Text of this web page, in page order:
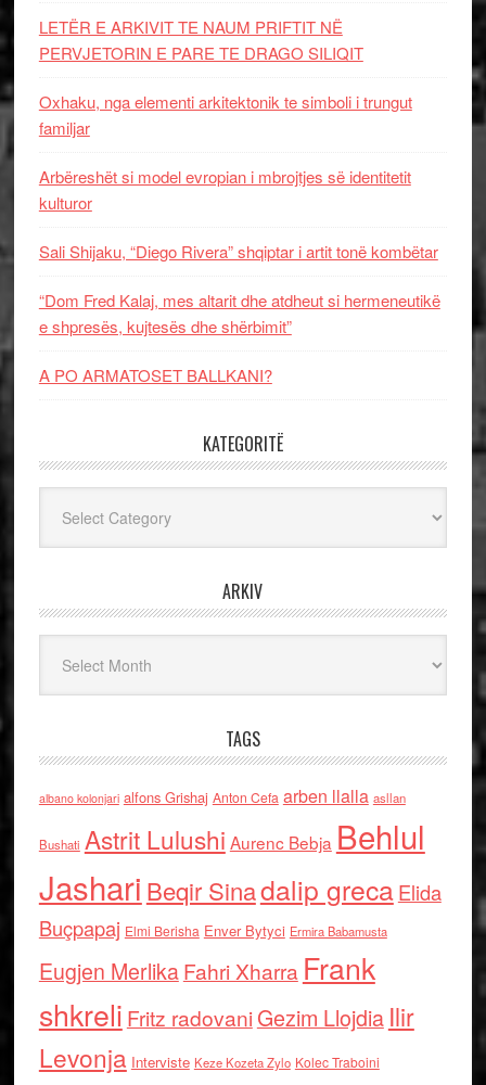
LETËR E ARKIVIT TE NAUM PRIFTIT NË
PERVJETORIN E PARE TE DRAGO SILIQIT
Oxhaku, nga elementi arkitektonik te simboli i trungut
familjar
Arbëreshët si model evropian i mbrojtjes së identitetit
kulturor
Sali Shijaku, “Diego Rivera” shqiptar i artit tonë kombëtar
“Dom Fred Kalaj, mes altarit dhe atdheut si hermeneutikë
e shpresës, kujtesës dhe shërbimit”
A PO ARMATOSET BALLKANI?
KATEGORITË
ARKIV
TAGS
albano kolonjari alfons Grishaj Anton Cefa arben llalla asllan
Bushati Astrit Lulushi Aurenc Bebja Behlul
Jashari Beqir Sinadalip grecaElida
Buçpapaj Elmi Berisha Enver Bytyci Ermira Babamusta
Eugjen MerlikaFahri Xharra Frank
shkreli Fritz radovaniGezim Llojdia Ilir
Levonja Interviste Keze Kozeta Zylo Kolec Traboini